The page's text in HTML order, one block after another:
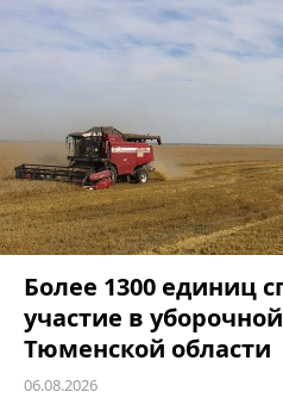
Более 1300 единиц
участие в
Тюменской области
06.08.2026